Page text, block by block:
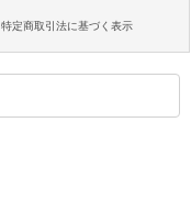
特定商取引法に基づく表示